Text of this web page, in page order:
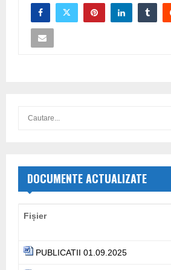
DOCUMENTE ACTUALIZATE
Fișier
PUBLICATII 01.09.2025